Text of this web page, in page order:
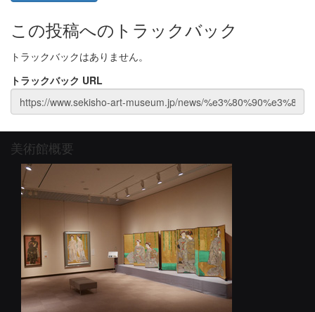
この投稿へのトラックバック
トラックバックはありません。
トラックバック URL
美術館概要